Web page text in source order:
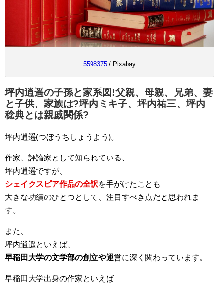
5598375 / Pixabay
坪内逍遥の子孫と家系図!父親、母親、兄弟、妻
と子供、家族は?坪内ミキ子、坪内祐三、坪内
稔典とは親戚関係?
坪内逍遥(つぼうちしょうよう)。
作家、評論家として知られている、
坪内逍遥ですが、
シェイクスピア作品の全訳を手がけたことも
大きな功績のひとつとして、注目すべき点だと思われま
す。
また、
坪内逍遥といえば、
早稲田大学の文学部の創立や運営に深く関わっています。
早稲田大学出身の作家といえば